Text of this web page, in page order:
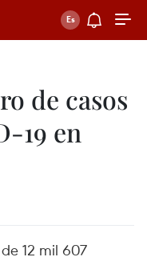
de casos
19 en
12 mil 607